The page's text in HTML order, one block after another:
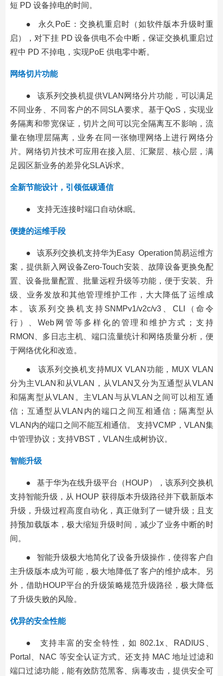
短 PD 设备掉电的时间。
● 永久PoE：交换机重启时（如软件版本升级时重
启），对下挂 PD 设备供电不会中断，保证交换机重启过
程中 PD 不掉电，实现PoE 供电零中断。
网络切片功能
● 该系列交换机提供VLAN网络分片功能，可以满足
不同业务、不同客户的不同SLA要求。基于QoS，实现业
务隔离和带宽保证，切片之间可以完全隔离互不影响，流
量在物理层隔离，业务在同一张物理网络上进行网络分
片。网络切片技术可应用在接入层、汇聚层、核心层，满
足园区新业务的差异化SLA诉求。
全新节能设计，引领低碳通信
● 支持无连接时端口自动休眠。
便捷的运维手段
● 该系列交换机支持华为Easy Operation简易运维方
案，提供新入网设备Zero-Touch安装、故障设备更换免配
置、设备批量配置、批量远程升级等功能，便于安装、升
级、业务发放和其他管理维护工作，大大降低了运维成
本。该系列交换机支持SNMPv1/v2c/v3、CLI（命令
行）、Web网管等多样化的管理和维护方式；支持
RMON、多日志主机、端口流量统计和网络质量分析，便
于网络优化和改造。
● 该系列交换机支持MUX VLAN功能，MUX VLAN
分为主VLAN和从VLAN，从VLAN又分为互通型从VLAN
和隔离型从VLAN。主VLAN与从VLAN之间可以相互通
信；互通型从VLAN内的端口之间互相通信；隔离型从
VLAN内的端口之间不能互相通信。 支持VCMP，VLAN集
中管理协议；支持VBST，VLAN生成树协议。
智能升级
● 基于华为在线升级平台（HOUP），该系列交换机
支持智能升级，从 HOUP 获得版本升级路径并下载新版本
升级，升级过程高度自动化，真正做到了一键升级；且支
持预加载版本，极大缩短升级时间，减少了业务中断的时
间。
● 智能升级极大地简化了设备升级操作，使得客户自
主升级版本成为可能，极大地降低了客户的维护成本。另
外，借助HOUP平台的升级策略规范升级路径，极大降低
了升级失败的风险。
优异的安全性能
● 支持丰富的安全特性，如 802.1x、RADIUS、
Portal、NAC 等安全认证方式。还支持 MAC 地址过滤和
端口过滤功能，能有效防范黑客、病毒攻击，提供安全可